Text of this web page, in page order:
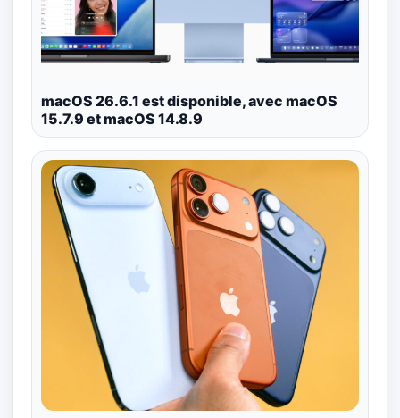
macOS 26.6.1 est disponible, avec macOS
15.7.9 et macOS 14.8.9